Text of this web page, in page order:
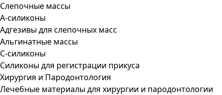
Слепочные массы
А-силиконы
Адгезивы для слепочных масс
Альгинатные массы
С-силиконы
Силиконы для регистрации прикуса
Хирургия и Пародонтология
Лечебные материалы для хирургии и пародонтологии